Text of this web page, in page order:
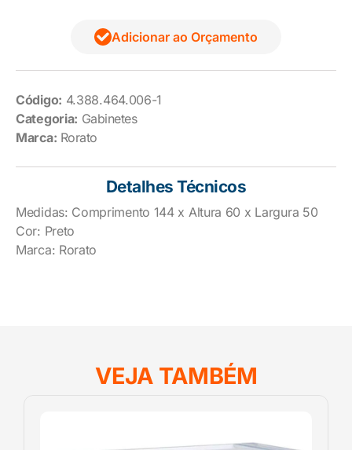
Adicionar ao Orçamento
Código: 4.388.464.006-1
Categoria: Gabinetes
Marca: Rorato
Detalhes Técnicos
Medidas: Comprimento 144 x Altura 60 x Largura 50
Cor: Preto
Marca: Rorato
VEJA TAMBÉM